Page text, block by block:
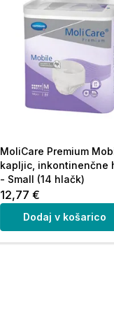
MoliCare Premium
kapljic, inkontinenčne
- Small (14 hlačk)
12,77 €
Dodaj v košarico